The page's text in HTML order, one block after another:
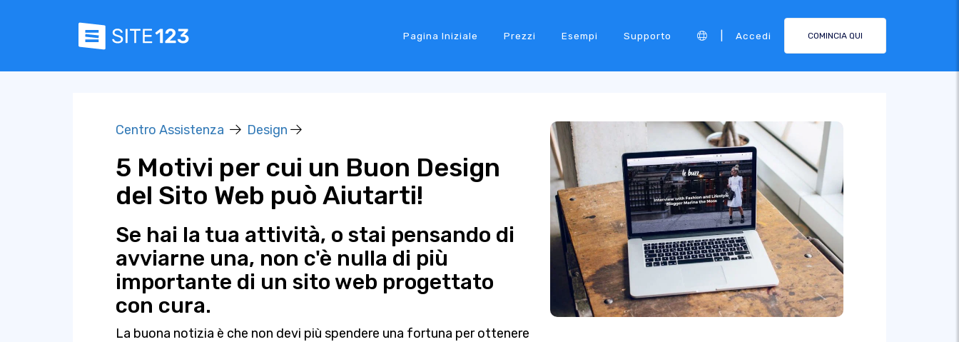
Pagina Iniziale Prezzi Esempi Supporto Accedi COMINCIA QUI
Centro Assistenza Design
5 Motivi per cui un Buon Design
del Sito Web può Aiutarti!
Se hai la tua attività, o stai pensando di
avviarne una, non c'è nulla di più
importante di un sito web progettato
con cura.
La buona notizia è che non devi più spendere una fortuna per ottenere